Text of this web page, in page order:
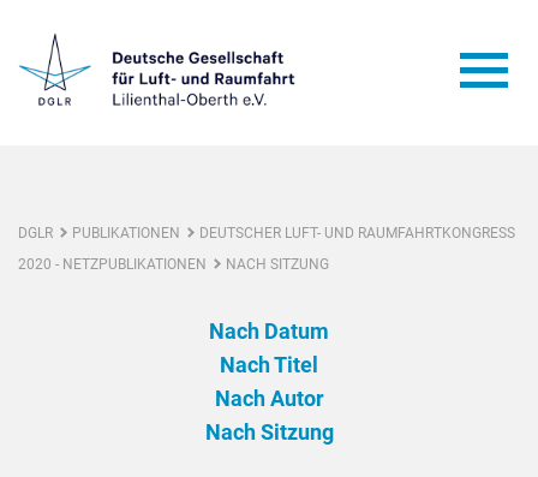
DGLR PUBLIKATIONEN
DEUTSCHER LUFT- UND RAUMFAHRTKONGRESS
2020 - NETZPUBLIKATIONEN
NACH SITZUNG
Nach Datum
Nach Titel
Nach Autor
Nach Sitzung